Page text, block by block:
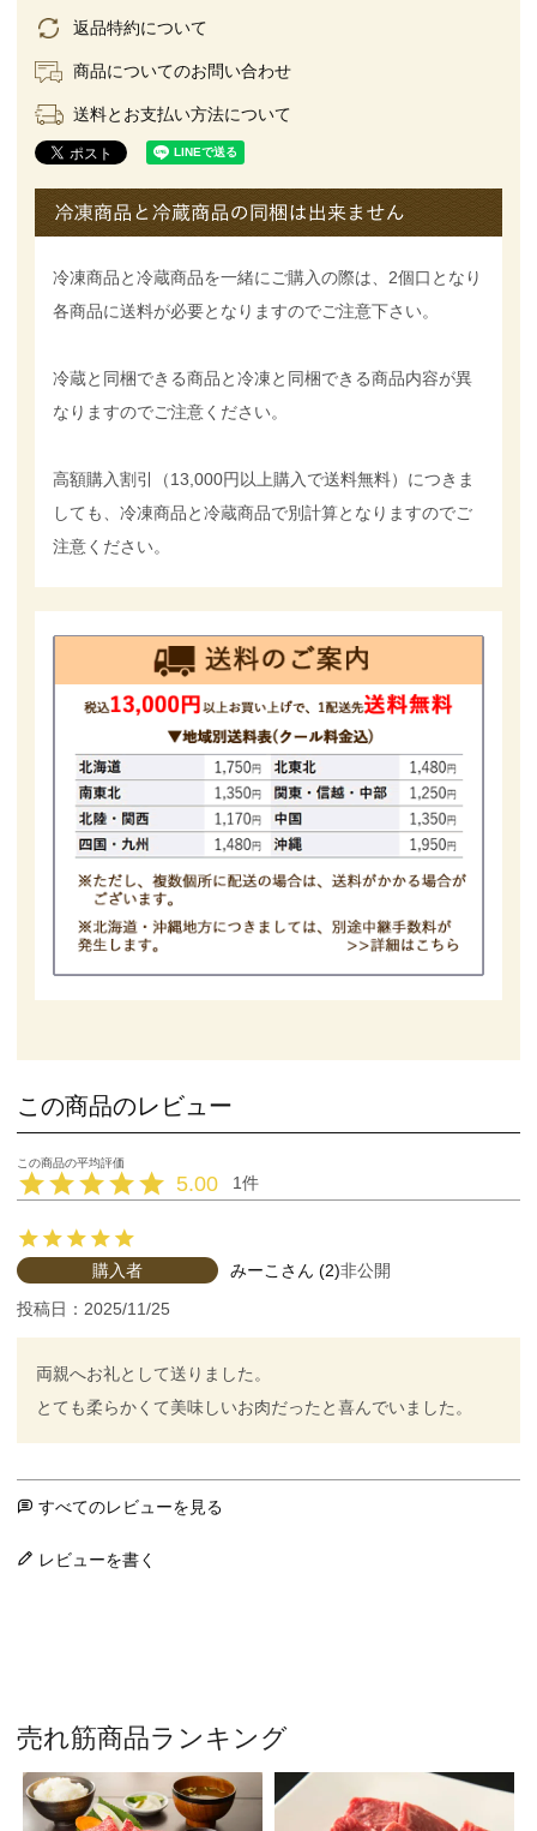
返品特約について
商品についてのお問い合わせ
送料とお支払い方法について
冷凍商品と冷蔵商品を一緒にご購入の際は、2個口となり
各商品に送料が必要となりますのでご注意下さい。
冷蔵と同梱できる商品と冷凍と同梱できる商品内容が異
なりますのでご注意ください。
高額購入割引（13,000円以上購入で送料無料）につきま
しても、冷凍商品と冷蔵商品で別計算となりますのでご
注意ください。
この商品のレビュー
5.00 1
みーこ 2
購入者 非公開
投稿日 2025/11/25
両親へお礼として送りました。
とても柔らかくて美味しいお肉だったと喜んでいました。
すべてのレビューを見る
レビューを書く
売れ筋商品ランキング